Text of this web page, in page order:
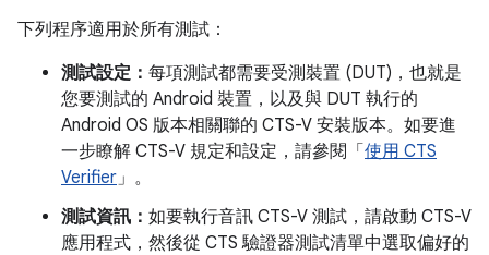
下列程序適用於所有測試：
測試設定： 每項測試都需要受測裝置 (DUT)，也就是
您要測試的 Android 裝置，以及與 DUT 執行的
Android OS 版本相關聯的 CTS-V 安裝版本。如要進
一步瞭解 CTS-V 規定和設定，請參閱「 使用 CTS
Verifier」。
測試資訊： 如要執行音訊 CTS-V 測試，請啟動 CTS-V
應用程式，然後從 CTS 驗證器測試清單中選取偏好的